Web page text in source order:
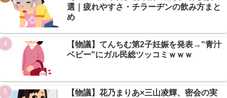
Powered by livedoor 相互RSS
選｜疲れやすさ・チラーヂンの飲み方まと
め
【物議】てんちむ第2子妊娠を発表→"青汁
ベビー"にガル民総ツッコミｗｗｗ
【物議】花乃まりあ×三山凌輝、密会の実